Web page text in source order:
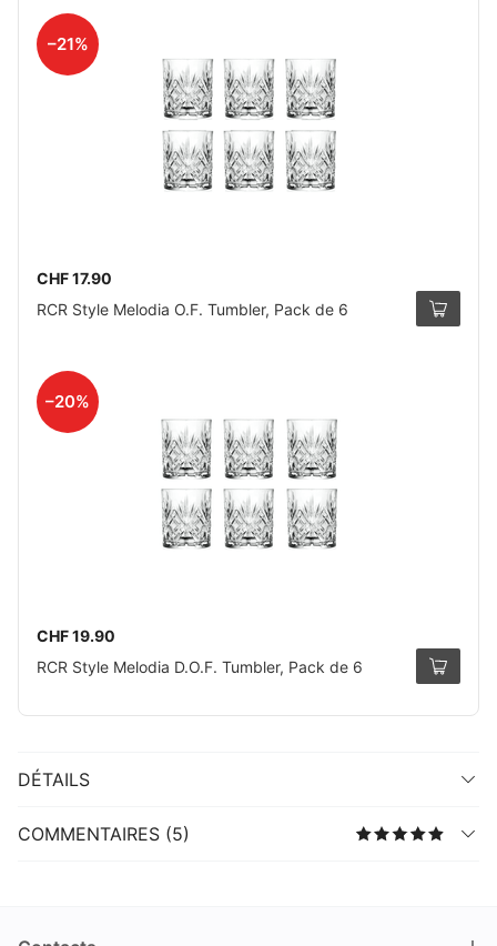
–21%
CHF 17.90
RCR Style Melodia O.F. Tumbler, Pack de 6
–20%
CHF 19.90
RCR Style Melodia D.O.F. Tumbler, Pack de 6
DÉTAILS
COMMENTAIRES (5)